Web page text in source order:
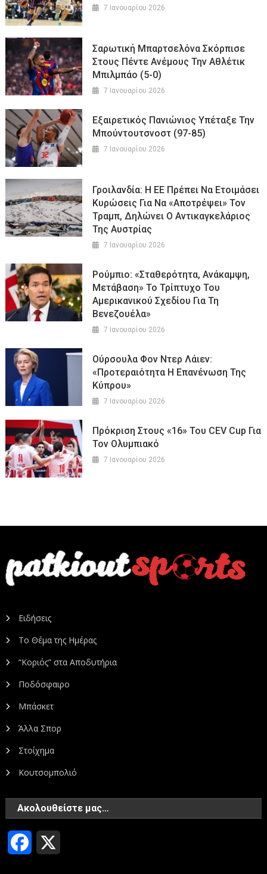
7 Ιανουαρίου 2026
Σαρωτική Μπαρτσελόνα Σκόρπισε
Στους Πέντε Ανέμους Την Αθλέτικ
Μπιλμπάο (5-0)
7 Ιανουαρίου 2026
Εξαιρετικός Πανιώνιος Υπέταξε Την
Μπούντουτσνοστ (97-85)
7 Ιανουαρίου 2026
Γροιλανδία: Η ΕΕ Πρέπει Να Ετοιμάσει
Κυρώσεις Για Να «αποτρέψει» Τον
Τραμπ, Δηλώνει Ο Αντικαγκελάριος
Της Αυστρίας
7 Ιανουαρίου 2026
Ρούμπιο: «Σταθερότητα, Ανάκαμψη,
Μετάβαση» Το Τρίπτυχο Του
Αμερικανικού Σχεδίου Για Τη
Βενεζουέλα»
7 Ιανουαρίου 2026
Ούρσουλα Φον Ντερ Λάιεν:
«Προτεραιότητα Η Επανένωση Της
Κύπρου»
7 Ιανουαρίου 2026
Πρόκριση Στους «16» Του CEV Cup Για
Τον Ολυμπιακό
7 Ιανουαρίου 2026
Ειδήσεις
Το Θέμα της Ημέρας
“Κοριός” στα Αποδυτήρια
Ποδόσφαιρο
Μπάσκετ
Άλλα Σπορ
Στοίχημα
Κουτσομπολιό
Ακολουθείστε μας…
Facebook